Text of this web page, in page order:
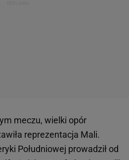
meczu, wielki opór
reprezentacja Mali.
Południowej prowadził od